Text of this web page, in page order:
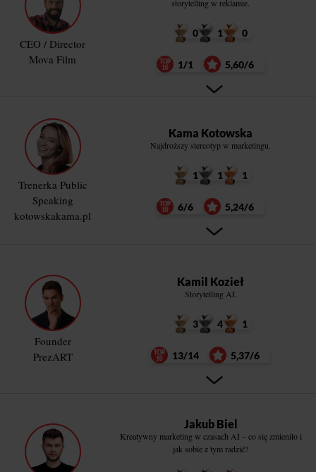
CEO / Director
Mova Film
storytelling w reklamie.
0 1 0
1/1 5,60/6
Trenerka Public
Speaking
kotowskakama.pl
Kama Kotowska
Najdroższy stereotyp w marketingu.
1 1 1
6/6 5,24/6
Founder
PrezART
Kamil Kozieł
Storytelling AI.
3 4 1
13/14 5,37/6
Jakub Biel
Kreatywny marketing w czasach AI – co się zmieniło i
jak sobie z tym radzić?